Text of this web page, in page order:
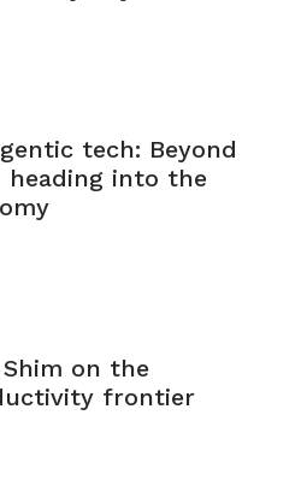
tech: Beyond
into the
Shim on the
frontier